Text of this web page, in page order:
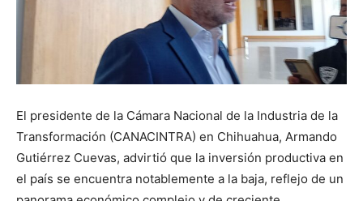
El presidente de la Cámara Nacional de la Industria de la
Transformación (CANACINTRA) en Chihuahua, Armando
Gutiérrez Cuevas, advirtió que la inversión productiva en
el país se encuentra notablemente a la baja, reflejo de un